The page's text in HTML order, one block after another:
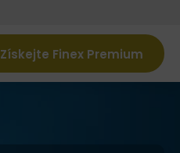
Získejte Finex Premium